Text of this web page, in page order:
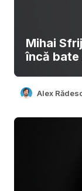
Mihai
încă
Alex